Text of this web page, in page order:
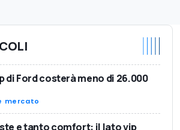
di Ford costerà meno di 26.000
mercato
e tanto comfort: il lato vip